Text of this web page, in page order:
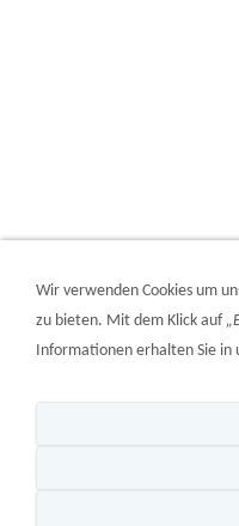
Wir verwenden Cookies um
zu bieten. Mit dem Klick auf
Informationen erhalten Sie in